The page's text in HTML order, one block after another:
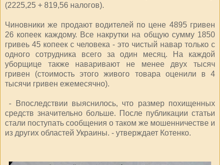
(2225,25 + 819,56 налогов).
Чиновники же продают водителей по цене 4895 гривен
26 копеек каждому. Все накрутки на общую сумму 1850
гривеь 45 копеек с человека - это чистый навар только с
одного сотрудника всего за один месяц. На каждой
уборщице также наваривают не менее двух тысяч
гривен (стоимость этого живого товара оценили в 4
тысячи гривен ежемесячно).
- Впоследствии выяснилось, что размер похищенных
средств значительно больше. После публикации статьи
стали поступать сообщения о таком же мошенничестве и
из других областей Украины. - утверждает Котенко.